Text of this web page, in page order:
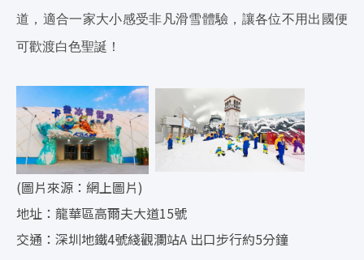
道，適合一家大小感受非凡滑雪體驗，讓各位不用出國便
可歡渡白色聖誕！
(圖片來源：網上圖片)
地址：龍華區高爾夫大道15號
交通：深圳地鐵4號綫觀瀾站A 出口步行約5分鐘